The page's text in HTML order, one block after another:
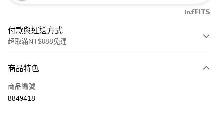
付款與運送方式
超取滿NT$888免運
信用卡一次付款
信用卡分期付款
商品特色
商品編號
8849418